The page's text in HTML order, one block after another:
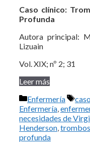
Caso clínico:
Profunda
Autora principal:
Lizuain
Vol. XIX; nº 2; 31
Leer más
Categorías
Enfermería
Enfermería,
necesidades de
Henderson,
profunda